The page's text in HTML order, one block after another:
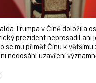
Trumpa v Číně doložila
prezident neprosadil ani
se mu přimět Čínu k většímu
nedosáhl uzavření